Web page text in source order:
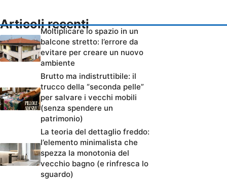
Articoli recenti
Moltiplicare lo spazio in un
balcone stretto: l’errore da
evitare per creare un nuovo
ambiente
Brutto ma indistruttibile: il
trucco della “seconda pelle”
per salvare i vecchi mobili
(senza spendere un
patrimonio)
La teoria del dettaglio freddo:
l’elemento minimalista che
spezza la monotonia del
vecchio bagno (e rinfresca lo
sguardo)